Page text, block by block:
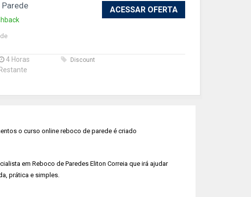
ACESSAR OFERTA
4 Horas
Restante
Discount
o curso online reboco de parede é criado
em Reboco de Paredes Eliton Correia que irá ajudar
prática e simples.